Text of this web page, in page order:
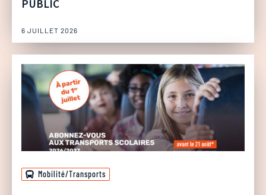
PUBLIC
6 JUILLET 2026
Mobilité/Transports